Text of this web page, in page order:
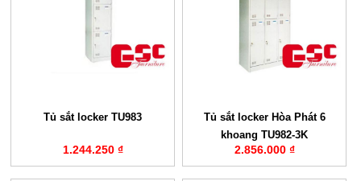
Tủ sắt locker TU983
1.244.250 ₫
Tủ sắt locker Hòa Phát 6
khoang TU982-3K
2.856.000 ₫